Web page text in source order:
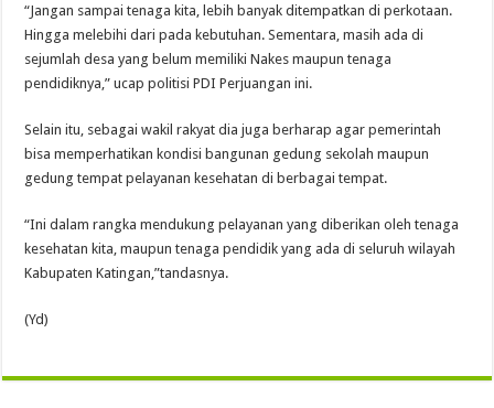
“Jangan sampai tenaga kita, lebih banyak ditempatkan di perkotaan.
Hingga melebihi dari pada kebutuhan. Sementara, masih ada di
sejumlah desa yang belum memiliki Nakes maupun tenaga
pendidiknya,” ucap politisi PDI Perjuangan ini.
Selain itu, sebagai wakil rakyat dia juga berharap agar pemerintah
bisa memperhatikan kondisi bangunan gedung sekolah maupun
gedung tempat pelayanan kesehatan di berbagai tempat.
“Ini dalam rangka mendukung pelayanan yang diberikan oleh tenaga
kesehatan kita, maupun tenaga pendidik yang ada di seluruh wilayah
Kabupaten Katingan,”tandasnya.
(Yd)